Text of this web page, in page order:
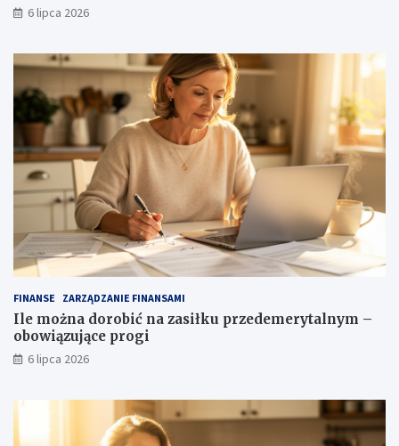
6 lipca 2026
FINANSE ZARZĄDZANIE FINANSAMI
Ile można dorobić na zasiłku przedemerytalnym –
obowiązujące progi
6 lipca 2026